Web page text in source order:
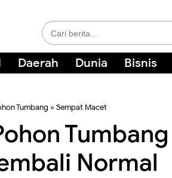
Daerah Dunia Bisnis
Tumbang »Sempat Macet
Normal